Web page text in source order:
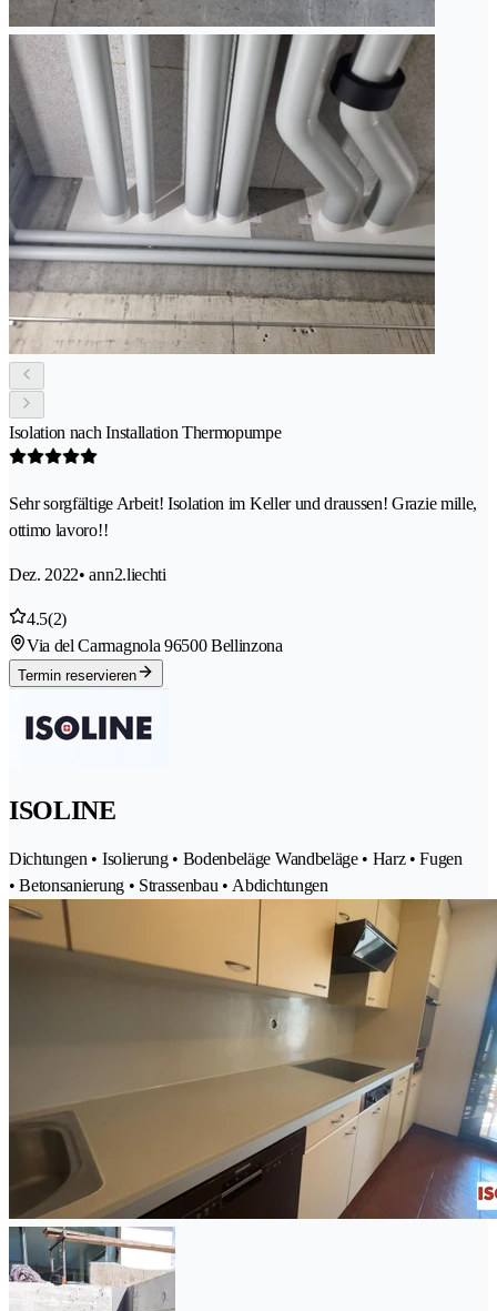
Isolation nach Installation Thermopumpe
Sehr sorgfältige Arbeit! Isolation im Keller und draussen! Grazie mille,
ottimo lavoro!!
Dez. 2022• ann2.liechti
4.5(2)
Via del Carmagnola 96500 Bellinzona
Termin reservieren
ISOLINE
Dichtungen • Isolierung • Bodenbeläge Wandbeläge • Harz • Fugen
• Betonsanierung • Strassenbau • Abdichtungen